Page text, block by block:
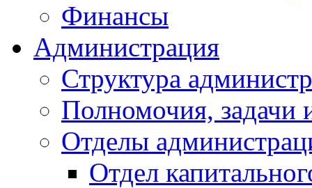
Финансы
Администрация
Структура
Полномочия, задачи
Отделы
Отдел